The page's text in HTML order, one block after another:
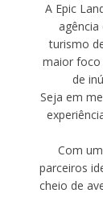
A Epic
turismo
maior foco
de
Seja em
Com
parceiros
cheio de